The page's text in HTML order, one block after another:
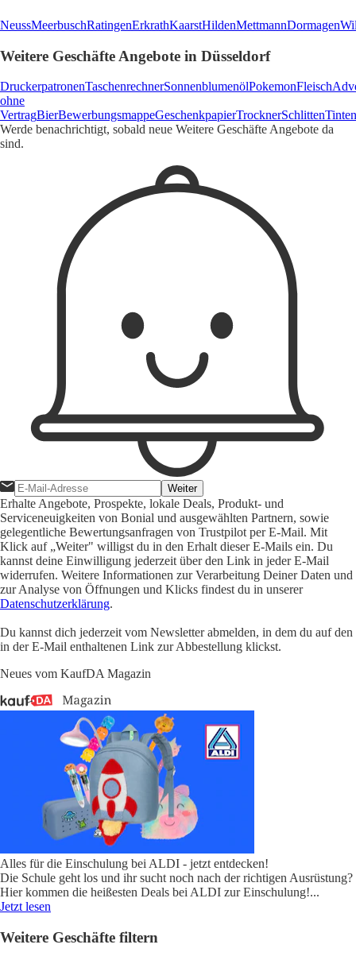
NeussMeerbuschRatingenErkrathKaarstHildenMettmannDormagen
Weitere Geschäfte Angebote in Düsseldorf
DruckerpatronenTaschenrechnerSonnenblumenölPokemonFleisch
ohne
VertragBierBewerbungsmappeGeschenkpapierTrocknerSchlitten
Werde benachrichtigt, sobald neue Weitere Geschäfte Angebote da
sind.
Weiter
Erhalte Angebote, Prospekte, lokale Deals, Produkt- und
Serviceneuigkeiten von Bonial und ausgewählten Partnern, sowie
gelegentliche Bewertungsanfragen von Trustpilot per E-Mail. Mit
Klick auf „Weiter" willigst du in den Erhalt dieser E-Mails ein. Du
kannst deine Einwilligung jederzeit über den Link in jeder E-Mail
widerrufen. Weitere Informationen zur Verarbeitung Deiner Daten und
zur Analyse von Öffnungen und Klicks findest du in unserer
Datenschutzerklärung.
Du kannst dich jederzeit vom Newsletter abmelden, in dem du auf den
in der E-Mail enthaltenen Link zur Abbestellung klickst.
Neues vom KaufDA Magazin
Alles für die Einschulung bei ALDI - jetzt entdecken!
Die Schule geht los und ihr sucht noch nach der richtigen Ausrüstung?
Hier kommen die heißesten Deals bei ALDI zur Einschulung!...
Jetzt lesen
Weitere Geschäfte filtern